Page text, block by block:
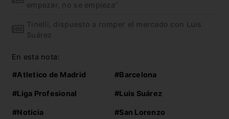
empezar, no se empieza”
Tinelli, dispuesto a romper el mercado con Luis
Suárez
En esta nota:
#Atletico de Madrid #Barcelona
#Liga Profesional #Luis Suárez
#Noticia #San Lorenzo